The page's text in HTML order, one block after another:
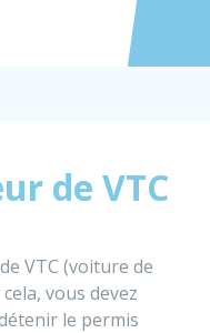
Accéder
de VTC
VTC (voiture de
vous devez
le permis